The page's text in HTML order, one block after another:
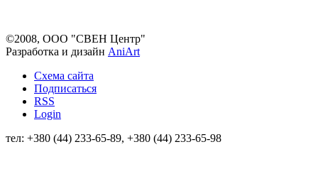
©2008, ООО "СВЕН Центр"
Разработка и дизайн AniArt
Схема сайта
Подписаться
RSS
Login
тел: +380 (44) 233-65-89, +380 (44) 233-65-98